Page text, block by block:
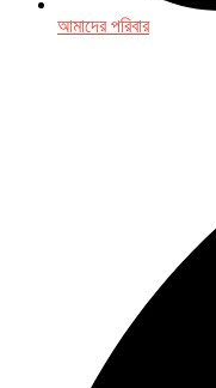
আমাদের পরিবার